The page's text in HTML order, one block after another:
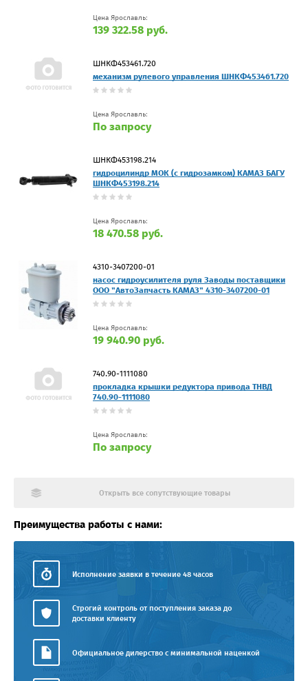
Цена Ярославль:
139 322.58 руб.
ШНКФ453461.720
механизм рулевого управления ШНКФ453461.720
Цена Ярославль:
По запросу
ШНКФ453198.214
гидроцилиндр МОК (с гидрозамком) КАМАЗ БАГУ
ШНКФ453198.214
Цена Ярославль:
18 470.58 руб.
4310-3407200-01
насос гидроусилителя руля Заводы поставщики
ООО "АвтоЗапчасть КАМАЗ" 4310-3407200-01
Цена Ярославль:
19 940.90 руб.
740.90-1111080
прокладка крышки редуктора привода ТНВД
740.90-1111080
Цена Ярославль:
По запросу
Открыть все сопутствующие товары
Преимущества работы с нами:
Исполнение заявки в течение 48 часов
Строгий контроль от поступления заказа до
доставки клиенту
Официальное дилерство с минимальной наценкой